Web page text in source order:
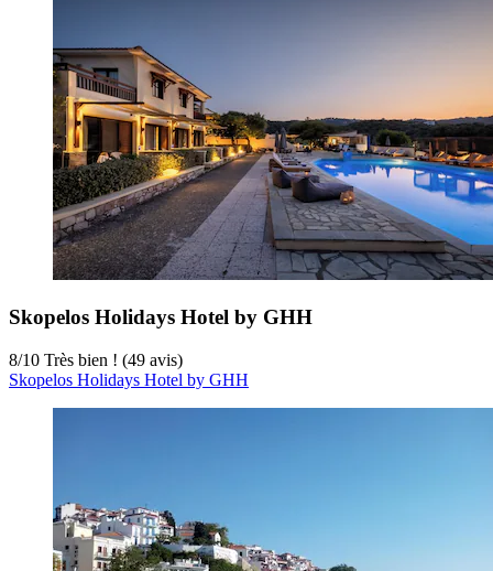
Skopelos Holidays Hotel by GHH
8/10 Très bien ! (49 avis)
Skopelos Holidays Hotel by GHH